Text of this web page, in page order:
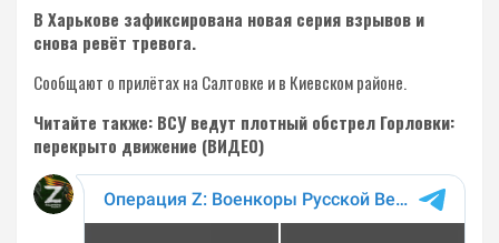
В Харькове зафиксирована новая серия взрывов и
снова ревёт тревога.
Сообщают о прилётах на Салтовке и в Киевском районе.
Читайте также: ВСУ ведут плотный обстрел Горловки:
перекрыто движение (ВИДЕО)